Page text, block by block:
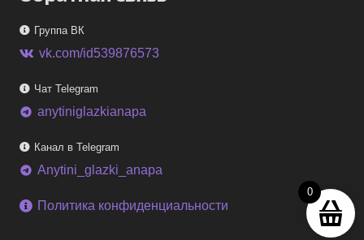
0
Группа ВК
vk.com/id539876573
Чат Telegram
telegram anytiniglazkianapa
Канал в Telegram
telegram Anytini_glazki_anapa
Политика конфиденциальности